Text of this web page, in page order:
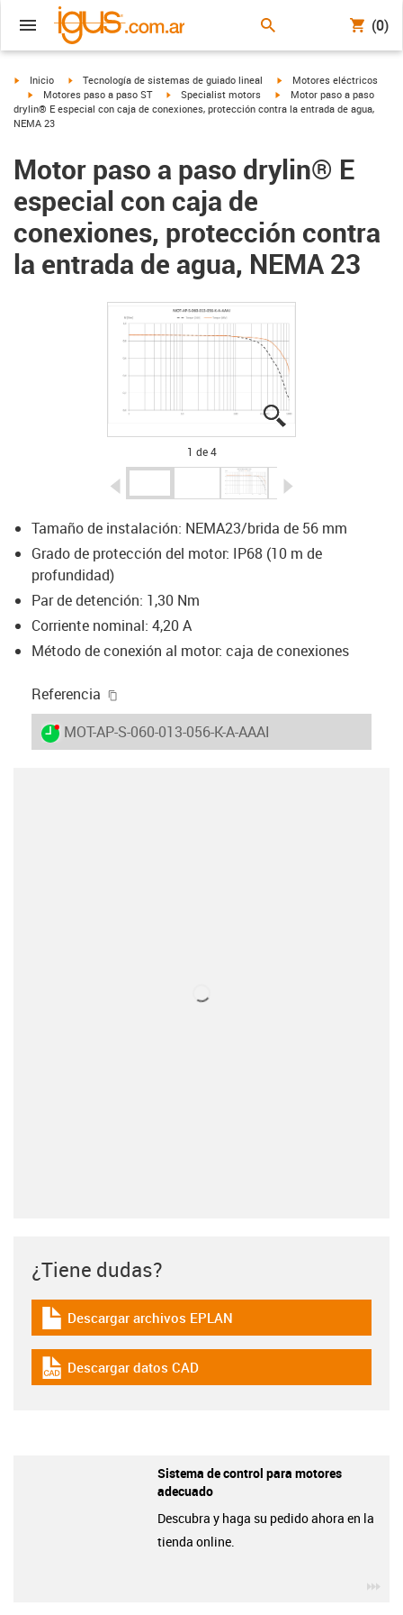
(0)
igus-icon-arrow-right
Inicio igus-icon-arrow-right
Tecnología de sistemas de guiado lineal igus-icon-arrow-right
Motores eléctricos
igus-icon-arrow-right
Motores paso a paso ST igus-icon-arrow-right
Specialist motors igus-icon-arrow-right
Motor paso a paso
drylin® E especial con caja de conexiones, protección contra la entrada de agua,
NEMA 23
Motor paso a paso drylin® E
especial con caja de
conexiones, protección contra
la entrada de agua, NEMA 23
igus-icon-lupe
igus-icon-lupe
igus-icon-lupe
igus-icon-lupe
1 de 4
igus-icon-arrow-left
Tamaño de instalación: NEMA23/brida de 56 mm
Grado de protección del motor: IP68 (10 m de
profundidad)
Par de detención: 1,30 Nm
Corriente nominal: 4,20 A
Método de conexión al motor: caja de conexiones
Referencia
igus-icon-lieferzeit-dot
MOT-AP-S-060-013-056-K-A-AAAI
¿Tiene dudas?
igus-icon-download-plan
Descargar archivos EPLAN
igus-icon-cad-dateien
Descargar datos CAD
Sistema de control para motores
adecuado
Descubra y haga su pedido ahora en la
tienda online.